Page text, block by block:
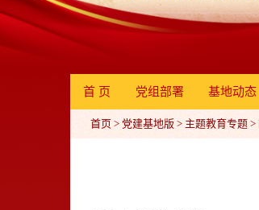
首 页 党组部署 基地动态
首页 > 党建基地版 > 主题教育专题 >